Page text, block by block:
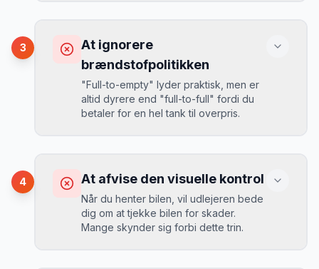
MJ
Mikkels erfaring
“I august 2024 så jeg priserne i
Thessaloniki stige fra 189 kr/dag til
349 kr/dag på bare 2 uger. Book
tidligt!”
Ved selv en mindre skade kan du blive
opkrævet tusindvis af kroner.
Løsning
Book altid med fuld kaskoforsikring uden
MJ
Mikkels erfaring September 2023
“ En lille bule i døren kostede mig 8.000
kr. i selvrisiko. Siden har jeg altid
3
At ignorere
brændstofpolitikken
"Full-to-empty" lyder praktisk, men er
altid dyrere end "full-to-full" fordi du
betaler for en hel tank til overpris.
Du betaler 20-30% mere for brændstof,
da udlejeren tager høje benzinpriser.
Løsning
4 At afvise den visuelle kontrol
Når du henter bilen, vil udlejeren bede
dig om at tjekke bilen for skader.
Mange skynder sig forbi dette trin.